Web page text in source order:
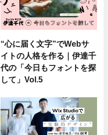
“心に届く文字”でWebサ
イトの人格を作る｜伊達千
代の「今日もフォントを探
して」Vol.5